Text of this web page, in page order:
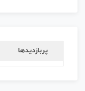
پربازدیدها